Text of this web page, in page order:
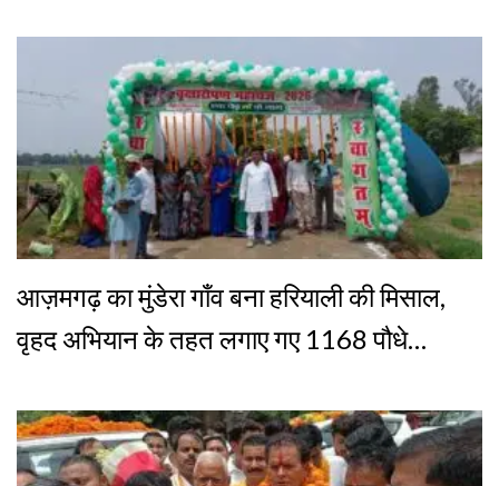
आज़मगढ़ का मुंडेरा गाँव बना हरियाली की मिसाल,
वृहद अभियान के तहत लगाए गए 1168 पौधे…